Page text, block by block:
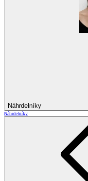
Náhrdelníky
Náhrdelníky